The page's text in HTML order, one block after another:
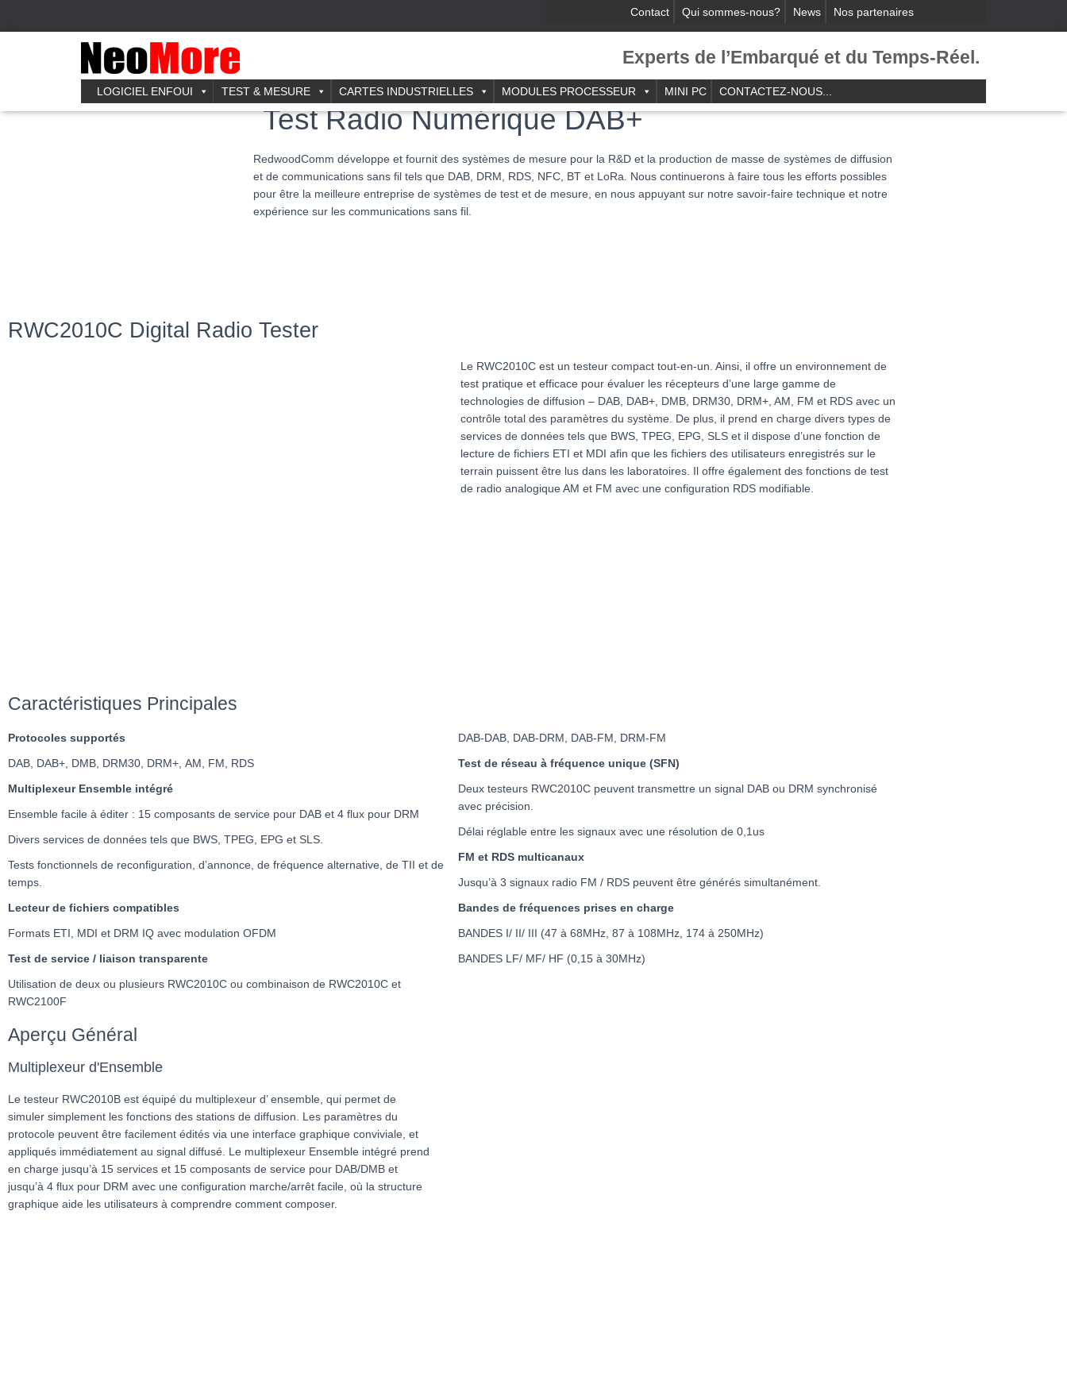
Contact Qui sommes-nous? News Nos partenaires
Experts de l’Embarqué et du Temps-Réel.​
LOGICIEL ENFOUI TEST & MESURE CARTES INDUSTRIELLES MODULES PROCESSEUR MINI PC CONTACTEZ-NOUS...
Test et Mesure»Test Radio Numérique DAB+
Test Radio Numérique DAB+
RedwoodComm développe et fournit des systèmes de mesure pour la R&D et la production de masse de systèmes de diffusion
et de communications sans fil tels que DAB, DRM, RDS, NFC, BT et LoRa. Nous continuerons à faire tous les efforts possibles
pour être la meilleure entreprise de systèmes de test et de mesure, en nous appuyant sur notre savoir-faire technique et notre
expérience sur les communications sans fil.
RWC2010C Digital Radio Tester
Le RWC2010C est un testeur compact tout-en-un. Ainsi, il offre un environnement de
test pratique et efficace pour évaluer les récepteurs d’une large gamme de
technologies de diffusion – DAB, DAB+, DMB, DRM30, DRM+, AM, FM et RDS avec un
contrôle total des paramètres du système. De plus, il prend en charge divers types de
services de données tels que BWS, TPEG, EPG, SLS et il dispose d’une fonction de
lecture de fichiers ETI et MDI afin que les fichiers des utilisateurs enregistrés sur le
terrain puissent être lus dans les laboratoires. Il offre également des fonctions de test
de radio analogique AM et FM avec une configuration RDS modifiable.
Caractéristiques Principales
Protocoles supportés
DAB, DAB+, DMB, DRM30, DRM+, AM, FM, RDS
Multiplexeur Ensemble intégré
Ensemble facile à éditer : 15 composants de service pour DAB et 4 flux pour DRM
Divers services de données tels que BWS, TPEG, EPG et SLS.
Tests fonctionnels de reconfiguration, d’annonce, de fréquence alternative, de TII et de
temps.
Lecteur de fichiers compatibles
Formats ETI, MDI et DRM IQ avec modulation OFDM
Test de service / liaison transparente
Utilisation de deux ou plusieurs RWC2010C ou combinaison de RWC2010C et
RWC2100F
DAB-DAB, DAB-DRM, DAB-FM, DRM-FM
Test de réseau à fréquence unique (SFN)
Deux testeurs RWC2010C peuvent transmettre un signal DAB ou DRM synchronisé
avec précision.
Délai réglable entre les signaux avec une résolution de 0,1us
FM et RDS multicanaux
Jusqu’à 3 signaux radio FM / RDS peuvent être générés simultanément.
Bandes de fréquences prises en charge
BANDES I/ II/ III (47 à 68MHz, 87 à 108MHz, 174 à 250MHz)
BANDES LF/ MF/ HF (0,15 à 30MHz)
Aperçu Général
Multiplexeur d'Ensemble
Le testeur RWC2010B est équipé du multiplexeur d’ ensemble, qui permet de
simuler simplement les fonctions des stations de diffusion. Les paramètres du
protocole peuvent être facilement édités via une interface graphique conviviale, et
appliqués immédiatement au signal diffusé. Le multiplexeur Ensemble intégré prend
en charge jusqu’à 15 services et 15 composants de service pour DAB/DMB et
jusqu’à 4 flux pour DRM avec une configuration marche/arrêt facile, où la structure
graphique aide les utilisateurs à comprendre comment composer.